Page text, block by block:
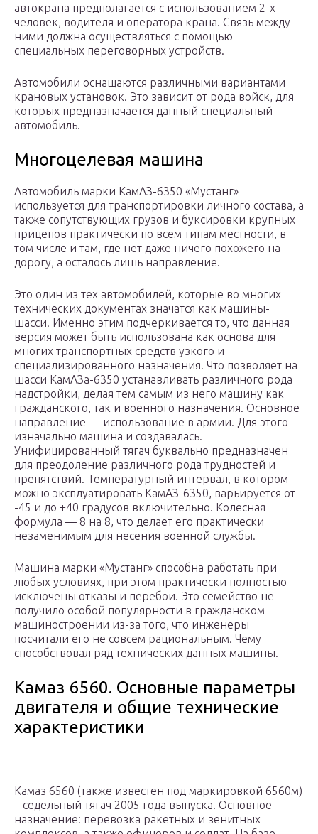
автокрана предполагается с использованием 2-х
человек, водителя и оператора крана. Связь между
ними должна осуществляться с помощью
специальных переговорных устройств.
Автомобили оснащаются различными вариантами
крановых установок. Это зависит от рода войск, для
которых предназначается данный специальный
автомобиль.
Многоцелевая машина
Автомобиль марки КамАЗ-6350 «Мустанг»
используется для транспортировки личного состава, а
также сопутствующих грузов и буксировки крупных
прицепов практически по всем типам местности, в
том числе и там, где нет даже ничего похожего на
дорогу, а осталось лишь направление.
Это один из тех автомобилей, которые во многих
технических документах значатся как машины-
шасси. Именно этим подчеркивается то, что данная
версия может быть использована как основа для
многих транспортных средств узкого и
специализированного назначения. Что позволяет на
шасси КамАЗа-6350 устанавливать различного рода
надстройки, делая тем самым из него машину как
гражданского, так и военного назначения. Основное
направление — использование в армии. Для этого
изначально машина и создавалась.
Унифицированный тягач буквально предназначен
для преодоление различного рода трудностей и
препятствий. Температурный интервал, в котором
можно эксплуатировать КамАЗ-6350, варьируется от
-45 и до +40 градусов включительно. Колесная
формула — 8 на 8, что делает его практически
незаменимым для несения военной службы.
Машина марки «Мустанг» способна работать при
любых условиях, при этом практически полностью
исключены отказы и перебои. Это семейство не
получило особой популярности в гражданском
машиностроении из-за того, что инженеры
посчитали его не совсем рациональным. Чему
способствовал ряд технических данных машины.
Камаз 6560. Основные параметры
двигателя и общие технические
характеристики
Камаз 6560 (также известен под маркировкой 6560м)
– седельный тягач 2005 года выпуска. Основное
назначение: перевозка ракетных и зенитных